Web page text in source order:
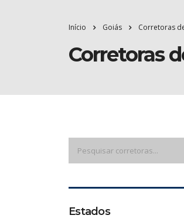
Início Goiás Corretoras
Corretoras
Estados